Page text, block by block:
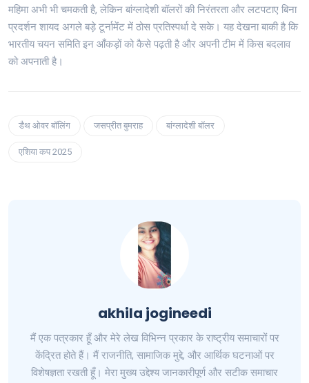
महिमा अभी भी चमकती है, लेकिन बांग्लादेशी बॉलरों की निरंतरता और लटपटाए बिना
प्रदर्शन शायद अगले बड़े टूर्नामेंट में ठोस प्रतिस्पर्धा दे सके। यह देखना बाकी है कि
भारतीय चयन समिति इन आँकड़ों को कैसे पढ़ती है और अपनी टीम में किस बदलाव
को अपनाती है।
डैथ ओवर बॉलिंग जसप्रीत बुमराह बांग्लादेशी बॉलर
एशिया कप 2025
akhila jogineedi
मैं एक पत्रकार हूँ और मेरे लेख विभिन्न प्रकार के राष्ट्रीय समाचारों पर
केंद्रित होते हैं। मैं राजनीति, सामाजिक मुद्दे, और आर्थिक घटनाओं पर
विशेषज्ञता रखती हूँ। मेरा मुख्य उद्देश्य जानकारीपूर्ण और सटीक समाचार